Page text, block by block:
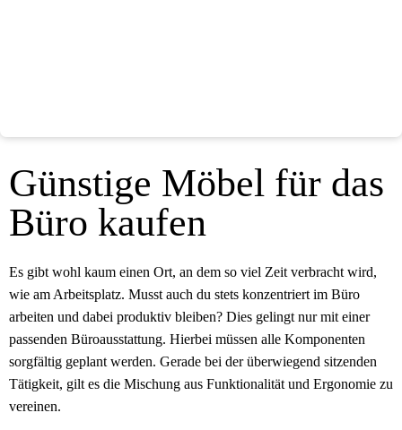
Günstige Möbel für das
Büro kaufen
Es gibt wohl kaum einen Ort, an dem so viel Zeit verbracht wird,
wie am Arbeitsplatz. Musst auch du stets konzentriert im Büro
arbeiten und dabei produktiv bleiben? Dies gelingt nur mit einer
passenden Büroausstattung. Hierbei müssen alle Komponenten
sorgfältig geplant werden. Gerade bei der überwiegend sitzenden
Tätigkeit, gilt es die Mischung aus Funktionalität und Ergonomie zu
vereinen.